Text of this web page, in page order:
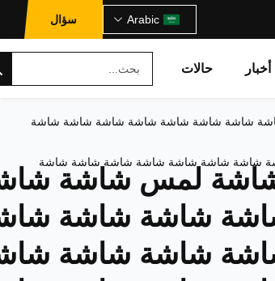
Arabic سؤال
أخبار حالات
شاشة شاشة شاشة شاشة شاشة شاشة شاشة شاشة
شاشة شاشة شاشة شاشة شاشة شاشة شاشة
بوصة شاشة لمس شاشة
شاشة شاشة
شاشة شاشة